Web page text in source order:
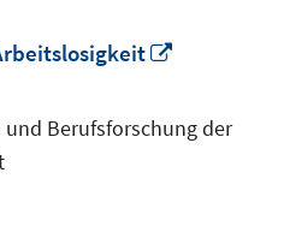
öffnen
Berufsforschung der